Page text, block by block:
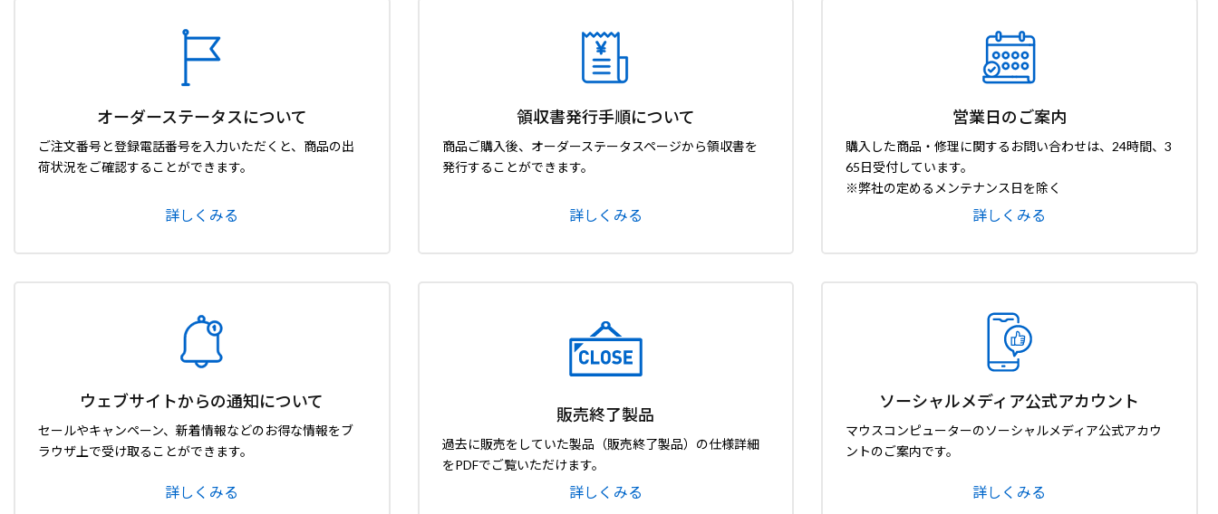
オーダーステータスについて
ご注文番号と登録電話番号を入力いただくと、商品の出
荷状況をご確認することができます。
詳しくみる
領収書発行手順について
商品ご購入後、オーダーステータスページから領収書を
発行することができます。
詳しくみる
営業日のご案内
購入した商品・修理に関するお問い合わせは、24時間、3
65日受付しています。
※弊社の定めるメンテナンス日を除く
詳しくみる
ウェブサイトからの通知について
セールやキャンペーン、新着情報などのお得な情報をブ
ラウザ上で受け取ることができます。
詳しくみる
販売終了製品
過去に販売をしていた製品（販売終了製品）の仕様詳細
をPDFでご覧いただけます。
詳しくみる
ソーシャルメディア公式アカウント
マウスコンピューターのソーシャルメディア公式アカウ
ントのご案内です。
詳しくみる